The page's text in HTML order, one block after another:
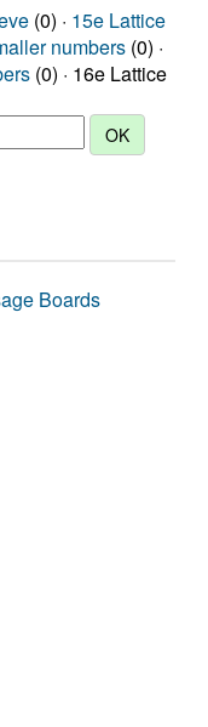
(0) · 15e Lattice
numbers (0) ·
(0) · 16e Lattice
Boards